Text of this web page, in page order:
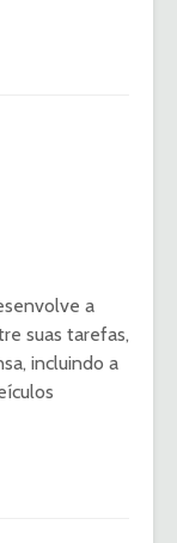
a
suas tarefas,
incluindo a